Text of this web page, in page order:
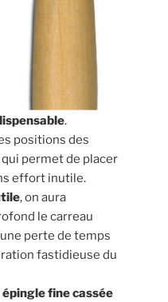
.
positions des
permet de placer
effort inutile.
, on aura
le carreau
perte de temps
fastidieuse du
épingle fine cassée